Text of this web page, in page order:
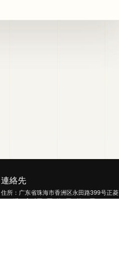
連絡先
住所：广东省珠海市香洲区永田路399号正菱
（三溪）高科园A区1栋1层 2栋13层